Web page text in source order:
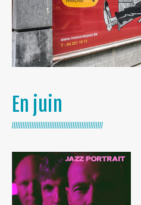
En juin
///////////////////////////////////////////////////